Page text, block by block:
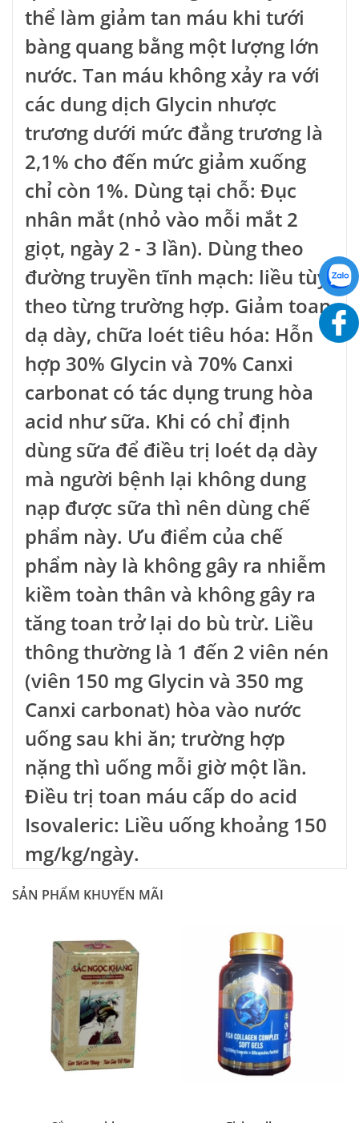
thể làm giảm tan máu khi tưới
bàng quang bằng một lượng lớn
nước. Tan máu không xảy ra với
các dung dịch Glycin nhược
trương dưới mức đẳng trương là
2,1% cho đến mức giảm xuống
chỉ còn 1%. Dùng tại chỗ: Ðục
nhân mắt (nhỏ vào mỗi mắt 2
giọt, ngày 2 - 3 lần). Dùng theo
đường truyền tĩnh mạch: liều tùy
theo từng trường hợp. Giảm toan
dạ dày, chữa loét tiêu hóa: Hỗn
hợp 30% Glycin và 70% Canxi
carbonat có tác dụng trung hòa
acid như sữa. Khi có chỉ định
dùng sữa để điều trị loét dạ dày
mà người bệnh lại không dung
nạp được sữa thì nên dùng chế
phẩm này. Ưu điểm của chế
phẩm này là không gây ra nhiễm
kiềm toàn thân và không gây ra
tăng toan trở lại do bù trừ. Liều
thông thường là 1 đến 2 viên nén
(viên 150 mg Glycin và 350 mg
Canxi carbonat) hòa vào nước
uống sau khi ăn; trường hợp
nặng thì uống mỗi giờ một lần.
Ðiều trị toan máu cấp do acid
Isovaleric: Liều uống khoảng 150
mg/kg/ngày.
SẢN PHẨM KHUYẾN MÃI